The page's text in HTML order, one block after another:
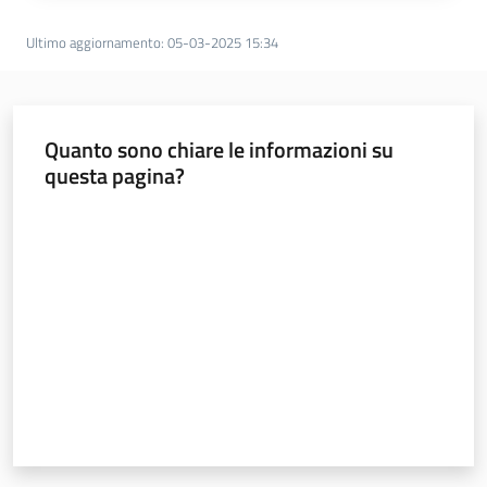
Ultimo aggiornamento: 05-03-2025 15:34
Quanto sono chiare le informazioni su
questa pagina?